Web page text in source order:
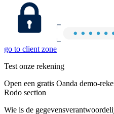
go to client zone
Test onze rekening
Open een gratis Oanda demo-
Rodo section
Wie is de